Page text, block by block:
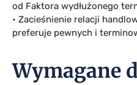
od Faktora wydłużonego
• Zacieśnienie relacji
preferuje pewnych i
Wymagane